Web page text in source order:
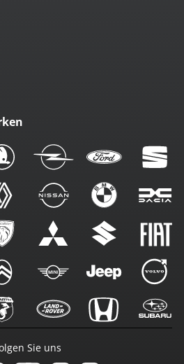
Sie uns